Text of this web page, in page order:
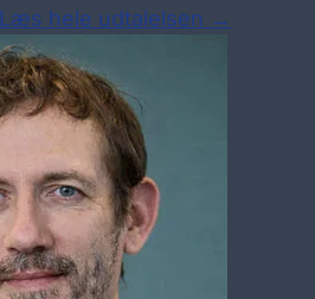
Læs hele udtalelsen →